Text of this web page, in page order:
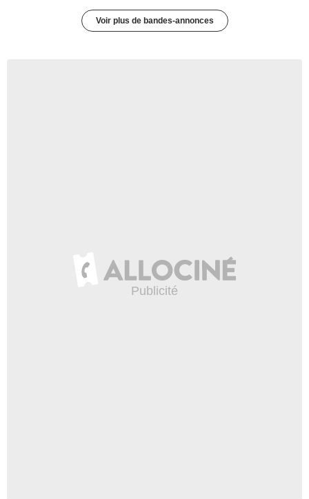
Voir plus de bandes-annonces